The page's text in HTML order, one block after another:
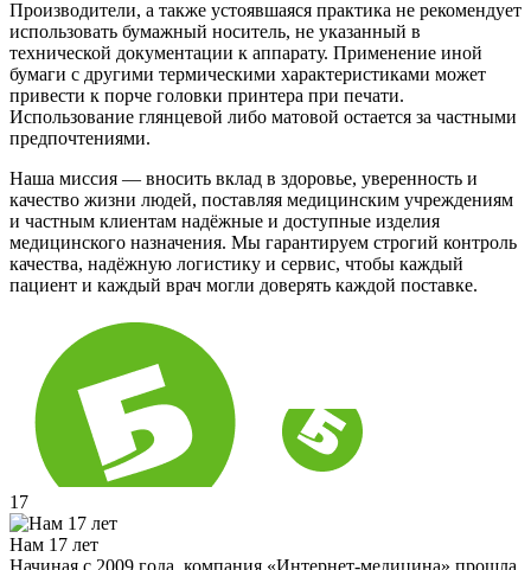
Производители, а также устоявшаяся практика не рекомендует
использовать бумажный носитель, не указанный в
технической документации к аппарату. Применение иной
бумаги с другими термическими характеристиками может
привести к порче головки принтера при печати.
Использование глянцевой либо матовой остается за частными
предпочтениями.
Наша миссия — вносить вклад в здоровье, уверенность и
качество жизни людей, поставляя медицинским учреждениям
и частным клиентам надёжные и доступные изделия
медицинского назначения. Мы гарантируем строгий контроль
качества, надёжную логистику и сервис, чтобы каждый
пациент и каждый врач могли доверять каждой поставке.
17
Нам 17 лет
Начиная с 2009 года, компания «Интернет-медицина» прошла